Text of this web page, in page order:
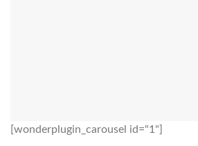
[wonderplugin_carousel id="1"]